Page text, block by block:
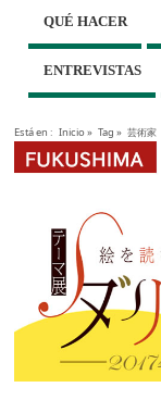
QUÉ HACER
ENTREVISTAS
Está en : Inicio» Tag » 芸術家